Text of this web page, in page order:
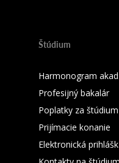
Štúdium
Harmonogram
Profesijný bakalár
Poplatky za štúdium
Prijímacie konanie
Elektronická